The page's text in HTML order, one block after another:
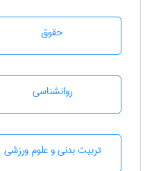
حقوق
روانشناسی
تربيت بدنی و علوم ورزشی